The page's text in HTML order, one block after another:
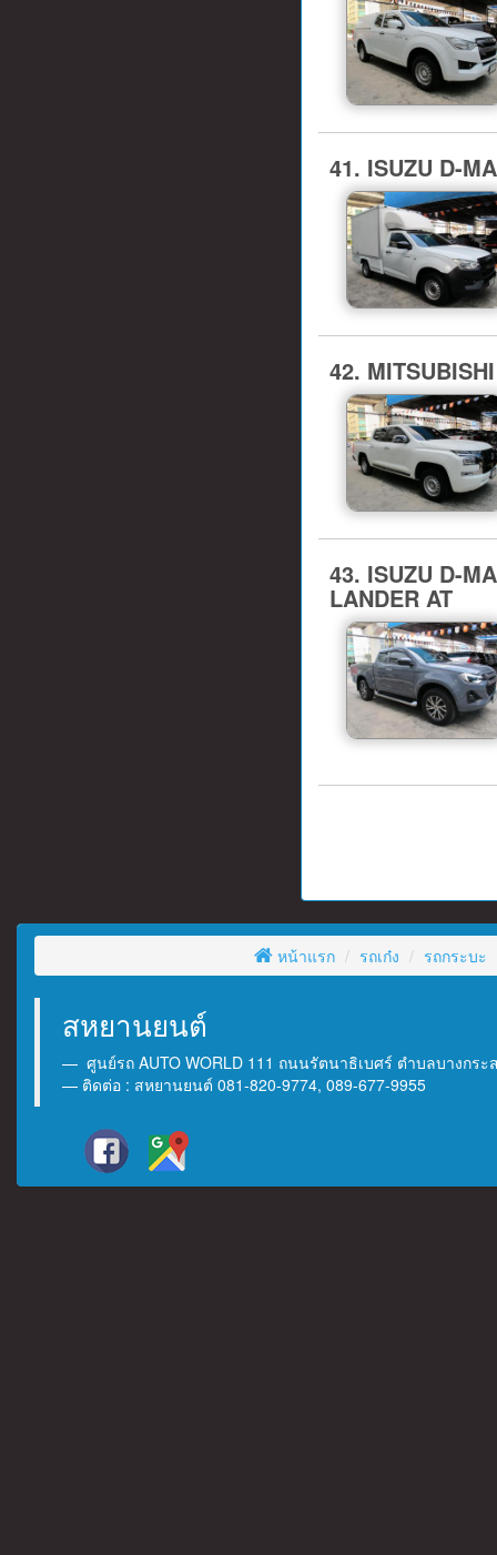
41. ISUZU D-
42.
43. ISUZU D-
LANDER AT
หน้าแรก รถเก๋ง รถกระบะ
สหยานยนต์
ศูนย์รถ AUTO WORLD 111 ถนนรัตนาธิเบศร์ ตำบลบางกร
ติดต่อ : สหยานยนต์ 081-820-9774, 089-677-9955